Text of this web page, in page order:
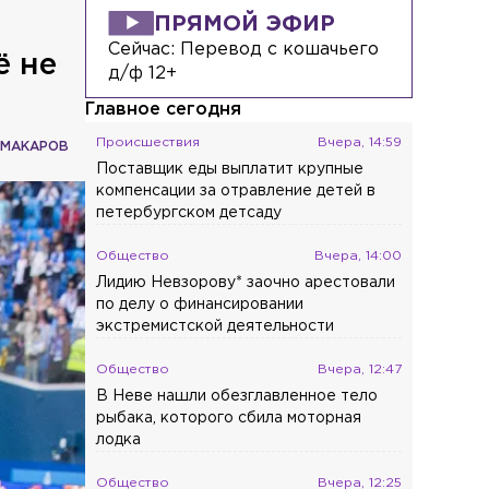
необходимых
Общество Вчера, 21:33
Финал Tour de Russie впервые пройдет
в Петербурге
Происшествия Вчера, 20:43
Мать погибшего в Новогорелово 9-
летнего мальчика рассказала о
трагедии
не
ПРЯМОЙ ЭФИР
Сейчас:
Перевод с кошачьего
д/ф 12+
Главное сегодня
Происшествия Вчера, 14:59
Поставщик еды выплатит крупные
компенсации за отравление детей в
петербургском детсаду
Общество Вчера, 14:00
Лидию Невзорову* заочно арестовали
по делу о финансировании
экстремистской деятельности
Общество Вчера, 12:47
В Неве нашли обезглавленное тело
рыбака, которого сбила моторная
лодка
Общество Вчера, 12:25